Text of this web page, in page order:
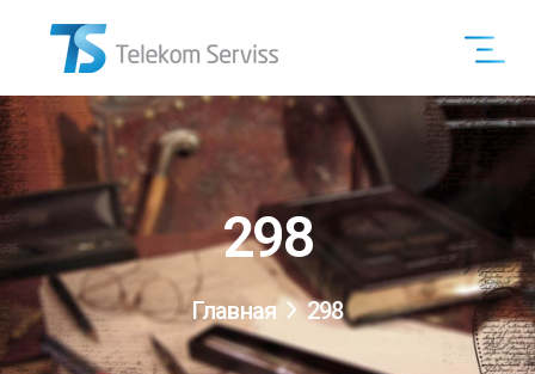
298
Главная 298